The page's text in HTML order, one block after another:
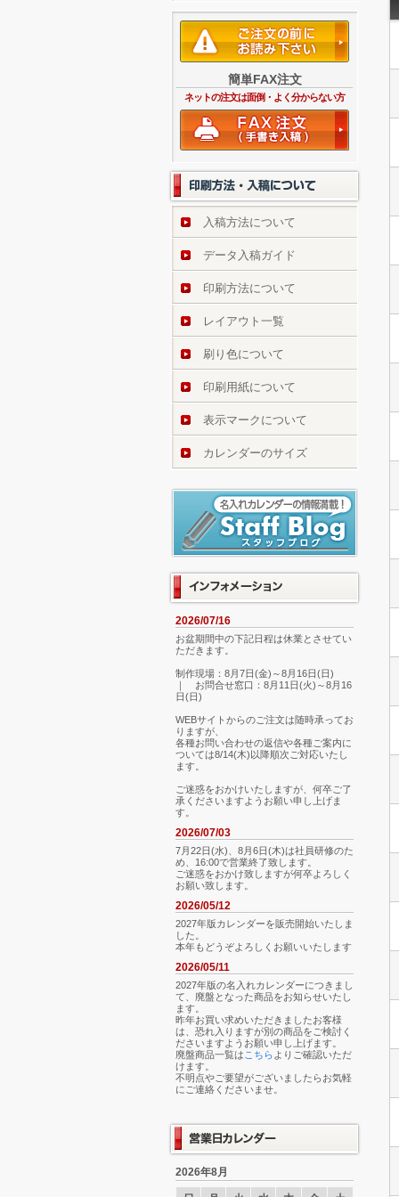
簡単FAX注文
ネットの注文は面倒・よく分からない方
入稿方法について
データ入稿ガイド
印刷方法について
レイアウト一覧
刷り色について
印刷用紙について
表示マークについて
カレンダーのサイズ
2026/07/16
お盆期間中の下記日程は休業とさせてい
ただきます。
制作現場：8月7日(金)～8月16日(日)
｜ お問合せ窓口：8月11日(火)～8月16
日(日)
WEBサイトからのご注文は随時承ってお
りますが、
各種お問い合わせの返信や各種ご案内に
ついては8/14(木)以降順次ご対応いたし
ます。
ご迷惑をおかけいたしますが、何卒ご了
承くださいますようお願い申し上げま
す。
2026/07/03
7月22日(水)、8月6日(木)は社員研修のた
め、16:00で営業終了致します。
ご迷惑をおかけ致しますが何卒よろしく
お願い致します。
2026/05/12
2027年版カレンダーを販売開始いたしま
した。
本年もどうぞよろしくお願いいたします
2026/05/11
2027年版の名入れカレンダーにつきまし
て、廃盤となった商品をお知らせいたし
ます。
昨年お買い求めいただきましたお客様
は、恐れ入りますが別の商品をご検討く
ださいますようお願い申し上げます。
廃盤商品一覧は こちら よりご確認いただ
けます。
不明点やご要望がございましたらお気軽
にご連絡くださいませ。
2026年8月